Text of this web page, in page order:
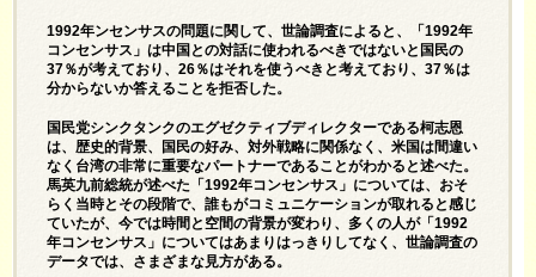
1992年ンセンサスの問題に関して、世論調査によると、「1992年
コンセンサス」は中国との対話に使われるべきではないと国民の
37％が考えており、26％はそれを使うべきと考えており、37％は
分からないか答えることを拒否した。
国民党シンクタンクのエグゼクティブディレクターである柯志恩
は、歴史的背景、国民の好み、対外戦略に関係なく、米国は間違い
なく台湾の非常に重要なパートナーであることがわかると述べた。
馬英九前総統が述べた「1992年コンセンサス」については、おそ
らく当時とその段階で、誰もがコミュニケーションが取れると感じ
ていたが、今では時間と空間の背景が変わり、多くの人が「1992
年コンセンサス」についてはあまりはっきりしてなく、世論調査の
データでは、さまざまな見方がある。